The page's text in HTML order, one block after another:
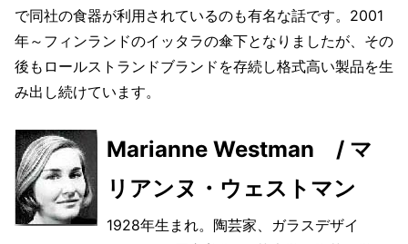
で同社の食器が利用されているのも有名な話です。2001
年～フィンランドのイッタラの傘下となりましたが、その
後もロールストランドブランドを存続し格式高い製品を生
み出し続けています。
Marianne Westman / マ
リアンヌ・ウェストマン
1928年生まれ。陶芸家、ガラスデザイ